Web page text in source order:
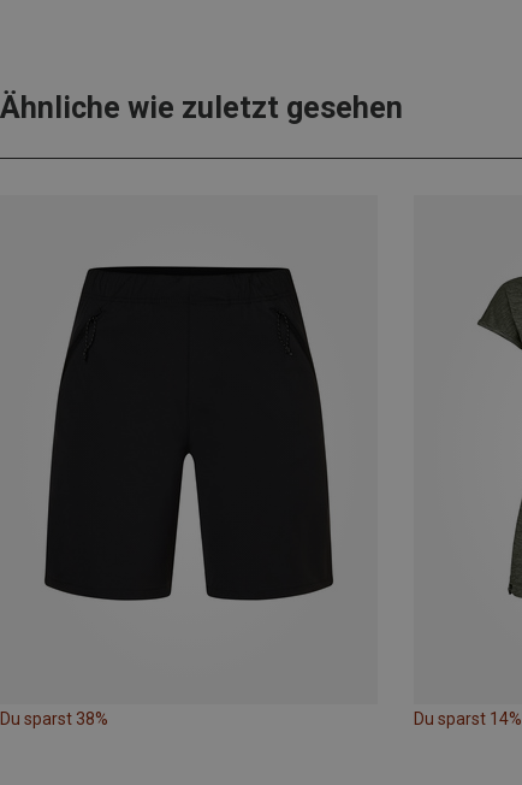
Ähnliche wie zuletzt gesehen
Du sparst 38% Du sparst 14%